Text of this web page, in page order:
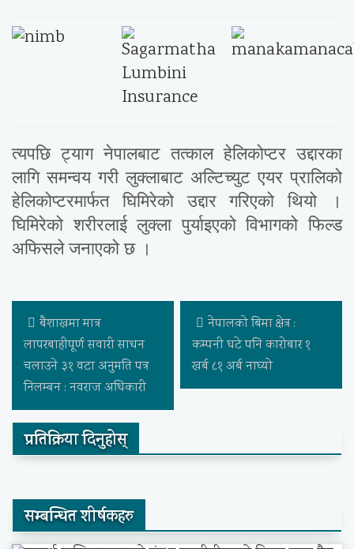
त्यपछि ट्याग नेपालबाट तत्काल हेलिकोप्टर उद्दारका
लागि समन्वय गरी लुक्लाबाट अल्टिच्युट एयर प्रालिको
हेलिकोप्टरमार्फत घिमिरेको उद्दार गरिएको थियो ।
घिमिरेको शरीरलाई लुक्ला पुर्याइएको विभागको फिल्ड
अफिसले जनाएको छ ।
बैशाखमा मात्र
लापरबाहीपूर्ण सवारी साधन
चलाउने ३१ वटा अनुमति पत्र
निलम्बन : नवराज अधिकारी
नेपालको बिमा क्षेत्र :
कम्पनी घटे पनि कारोबार १
खर्ब ८१ अर्ब नाघ्यो
प्रतिक्रिया दिनुहोस्
सम्बन्धित शीर्षकहरु